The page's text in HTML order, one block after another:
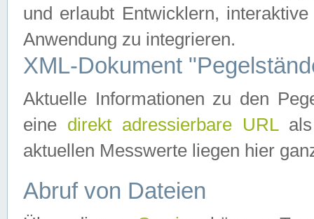
und erlaubt Entwicklern,
Anwendung zu integrieren.
XML-Dokument
Aktuelle Informationen zu den
eine direkt adressierbare URLals
aktuellen Messwerte liegen hier
Abruf von Dateien